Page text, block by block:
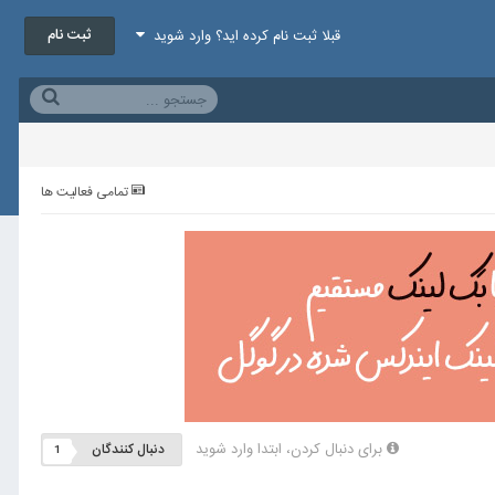
قبلا ثبت نام کرده اید؟ وارد شوید ثبت نام
تمامی فعالیت ها
برای دنبال کردن، ابتدا وارد شوید دنبال کنندگان 1